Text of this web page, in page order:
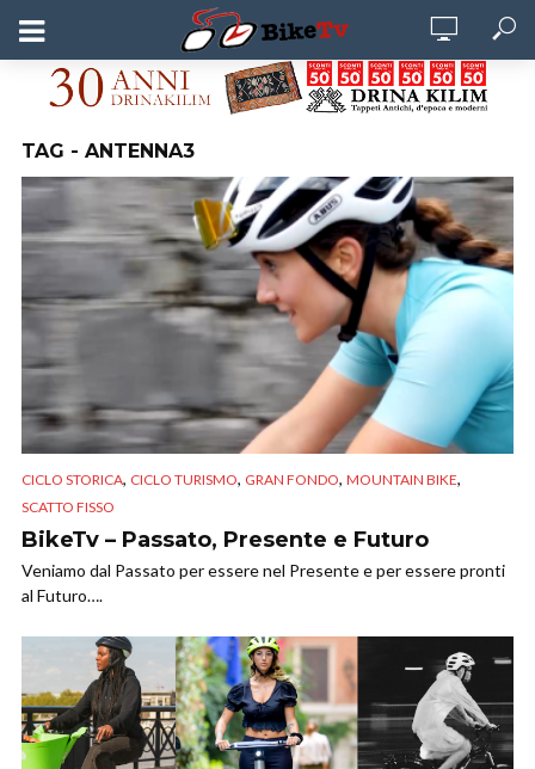
TAG - ANTENNA3
CICLO STORICA, CICLO TURISMO, GRAN FONDO, MOUNTAIN BIKE,
SCATTO FISSO
BikeTv – Passato, Presente e Futuro
Veniamo dal Passato per essere nel Presente e per essere pronti
al Futuro….